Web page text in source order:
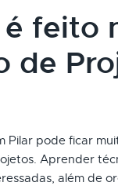
feito
de
Pilar pode ficar
Aprender
além de